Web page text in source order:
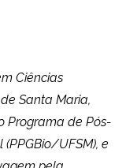
Ciências
Santa Maria,
Programa de Pós-
UFSM), e